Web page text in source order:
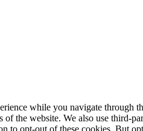
while you navigate through
the website. We also use third-
to opt-out of these cookies. But